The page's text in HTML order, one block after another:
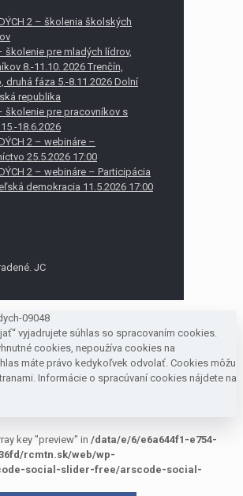
2 – školenia školských
školenie pre mladých lídrov,
8.-11.10. 2026 Trenčín,
druhá fáza 5.-8.11.2026 Dolní
republika
školenie pre pracovníkov s
18.6.2026
2 – webináre –
25.5.2026 17:00
2 – webináre – Participácia
demokracia 11.5.2026 17:00
JC
vyjadrujete súhlas so spracovaním cookies.
cookies, nepoužíva cookies na
máte právo kedykoľvek odvolať. Cookies môžu
Informácie o spracúvaní cookies nájdete na
key "preview" in /data/e/6/e6a644f1-e754-
rcmtn.sk/web/wp-
social-slider-free/arscode-social-